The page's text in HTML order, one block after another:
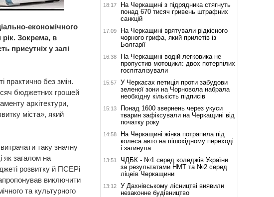
економічного
Зокрема, в
присутніх у залі
практично без змін.
бюджетних грошей
архітектури,
міста», який
таку значну
як загалом на
розвитку й ПСЕРі
виключити
та культурного
18:17
На Черкащині з підрядника стягнуть
понад 670 тисяч гривень штрафних
санкцій
17:09
На Черкащині врятували рідкісного
чорного грифа, який прилетів із
Болгарії
16:38
На Черкащині водій легковика не
пропустив мотоцикл: двох потерпілих
госпіталізували
15:57
У Черкасах петиція проти забудови
зеленої зони на Чорновола набрала
необхідну кількість підписів
15:13
Понад 1600 звернень через укуси
тварин зафіксували на Черкащині від
початку року
14:58
На Черкащині жінка потрапила під
колеса авто на пішохідному переході
і загинула
13:51
ЧДБК - №1 серед коледжів України
за результатами НМТ та №2 серед
ліцеїв Черкащини
13:12
У Дахнівському лісництві виявили
незаконне будівництво